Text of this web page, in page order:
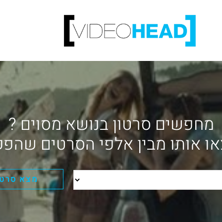
מחפשים סרטון בנושא מסוים ?
אותו מבין אלפי הסרטים